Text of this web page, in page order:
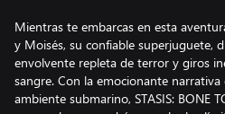
Mientras te embarcas en esta
y Moisés, su confiable superjuguete,
envolvente repleta de terror y giros
sangre. Con la emocionante narrativa
ambiente submarino, STASIS: BONE